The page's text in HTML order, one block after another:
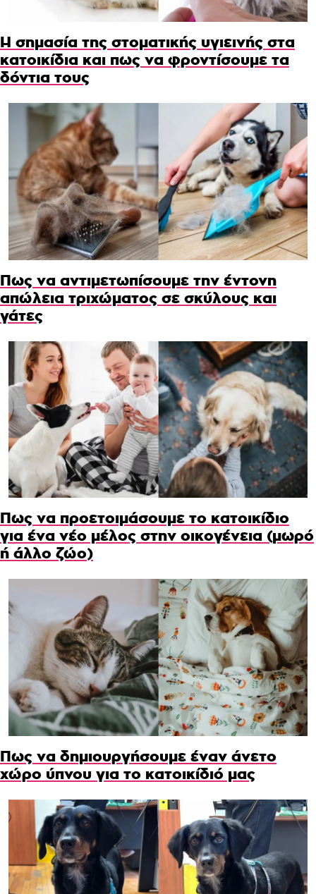
Η σημασία της στοματικής υγιεινής στα
κατοικίδια και πως να φροντίσουμε τα
δόντια τους
Πως να αντιμετωπίσουμε την έντονη
απώλεια τριχώματος σε σκύλους και
γάτες
Πως να προετοιμάσουμε το κατοικίδιο
για ένα νέο μέλος στην οικογένεια (μωρό
ή άλλο ζώο)
Πως να δημιουργήσουμε έναν άνετο
χώρο ύπνου για το κατοικίδιό μας